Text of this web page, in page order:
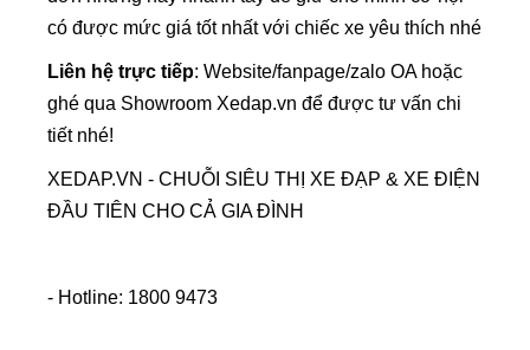
có được mức giá tốt nhất với chiếc xe yêu thích nhé
Liên hệ trực tiếp: Website/fanpage/zalo OA hoặc
ghé qua Showroom Xedap.vn để được tư vấn chi
tiết nhé!
XEDAP.VN - CHUỖI SIÊU THỊ XE ĐẠP & XE ĐIỆN
ĐẦU TIÊN CHO CẢ GIA ĐÌNH
- Hotline: 1800 9473